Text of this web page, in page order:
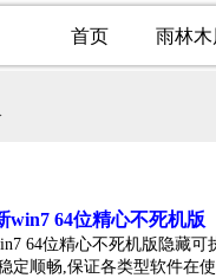
首页 雨林木
win7 64位精心不死机版
64位精心不死机版隐藏
定顺畅,保证各类型软件在